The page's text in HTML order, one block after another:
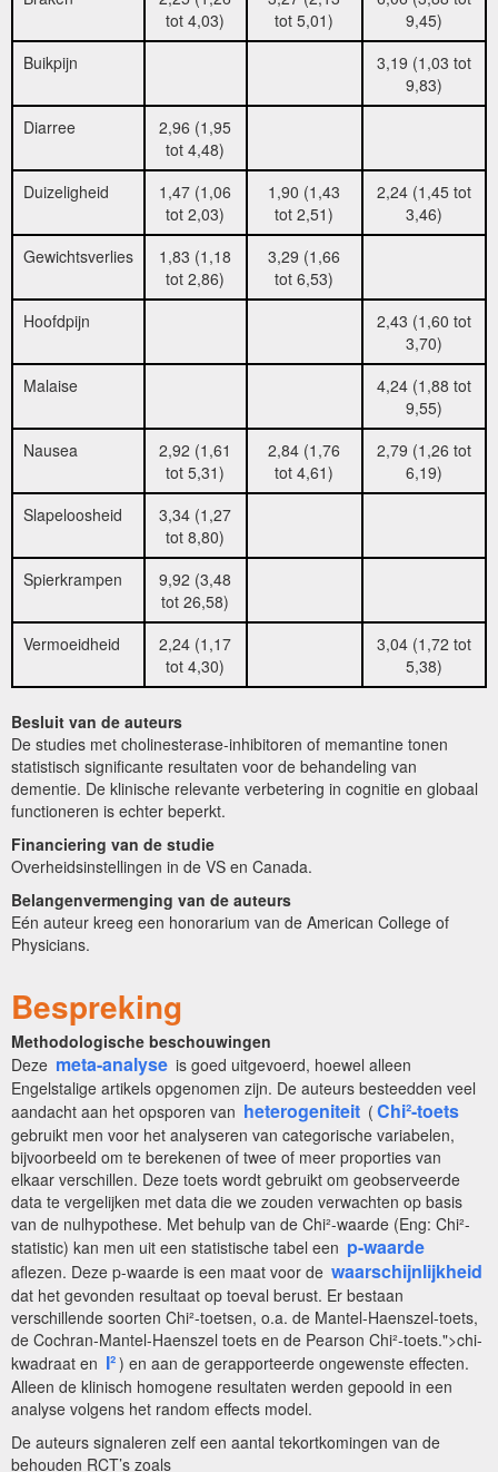
tot 4,03)
tot 5,01)
9,45)
Buikpijn
3,19 (1,03 tot
9,83)
Diarree
2,96 (1,95
tot 4,48)
Duizeligheid
1,47 (1,06
tot 2,03)
1,90 (1,43
tot 2,51)
2,24 (1,45 tot
3,46)
Gewichtsverlies
1,83 (1,18
tot 2,86)
3,29 (1,66
tot 6,53)
Hoofdpijn
2,43 (1,60 tot
3,70)
Malaise
4,24 (1,88 tot
9,55)
Nausea
2,92 (1,61
tot 5,31)
2,84 (1,76
tot 4,61)
2,79 (1,26 tot
6,19)
Slapeloosheid
3,34 (1,27
tot 8,80)
Spierkrampen
9,92 (3,48
tot 26,58)
Vermoeidheid
2,24 (1,17
tot 4,30)
3,04 (1,72 tot
5,38)
Besluit van de auteurs
De studies met cholinesterase-inhibitoren of memantine tonen
statistisch significante resultaten voor de behandeling van
dementie. De klinische relevante verbetering in cognitie en globaal
functioneren is echter beperkt.
Financiering van de studie
Overheidsinstellingen in de VS en Canada.
Belangenvermenging van de auteurs
Eén auteur kreeg een honorarium van de American College of
Physicians.
Bespreking
Methodologische beschouwingen
Deze meta-analyse is goed uitgevoerd, hoewel alleen
Engelstalige artikels opgenomen zijn. De auteurs besteedden veel
aandacht aan het opsporen van heterogeniteit ( Chi²-toets
gebruikt men voor het analyseren van categorische variabelen,
bijvoorbeeld om te berekenen of twee of meer proporties van
elkaar verschillen. Deze toets wordt gebruikt om geobserveerde
data te vergelijken met data die we zouden verwachten op basis
van de nulhypothese. Met behulp van de Chi²-waarde (Eng: Chi²-
statistic) kan men uit een statistische tabel een p-waarde
aflezen. Deze p-waarde is een maat voor de waarschijnlijkheid
dat het gevonden resultaat op toeval berust. Er bestaan
verschillende soorten Chi²-toetsen, o.a. de Mantel-Haenszel-toets,
de Cochran-Mantel-Haenszel toets en de Pearson Chi²-toets.">chi-
kwadraat en I²) en aan de gerapporteerde ongewenste effecten.
Alleen de klinisch homogene resultaten werden gepoold in een
analyse volgens het random effects model.
De auteurs signaleren zelf een aantal tekortkomingen van de
behouden RCT’s zoals